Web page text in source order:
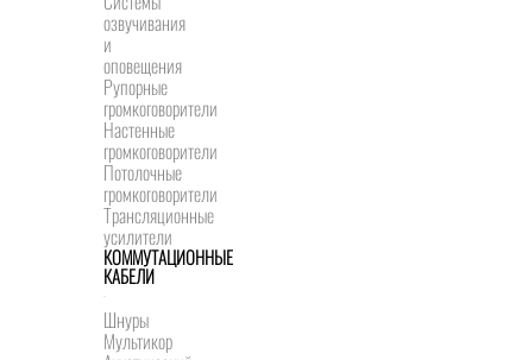
озвучивания
и
оповещения
Рупорные
громкоговорители
Настенные
громкоговорители
Потолочные
громкоговорители
Трансляционные
усилители
КОММУТАЦИОННЫЕ
КАБЕЛИ
Шнуры
Мультикор